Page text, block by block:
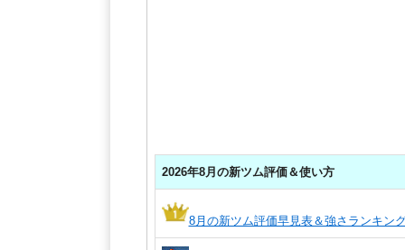
2026年8月の新ツム評価＆使い方
8月の新ツム評価早見表＆強さランキン